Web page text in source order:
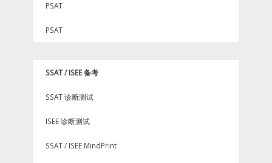
PSAT
PSAT
SSAT / ISEE 备考
SSAT 诊断测试
ISEE 诊断测试
SSAT / ISEE MindPrint